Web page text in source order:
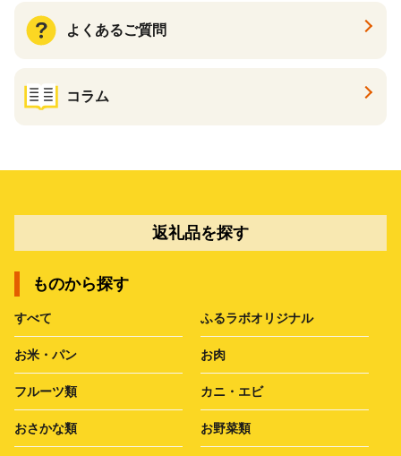
よくあるご質問
コラム
返礼品を探す
ものから探す
すべて ふるラボオリジナル
お米・パン お肉
フルーツ類 カニ・エビ
おさかな類 お野菜類